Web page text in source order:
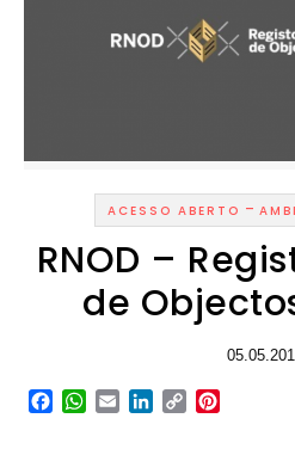
ACESSO ABERTO -
RNOD –
de
Facebook
WhatsApp
EmailLinkedIn
Copy